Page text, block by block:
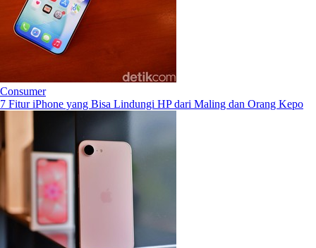
Consumer
7 Fitur iPhone yang Bisa Lindungi HP dari Maling dan Orang Kepo